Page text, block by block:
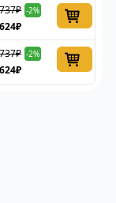
-2%
-2%